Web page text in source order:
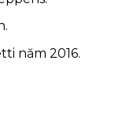
năm 2016.